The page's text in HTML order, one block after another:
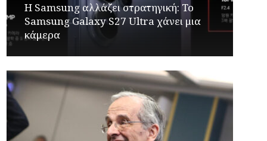
Η Samsung αλλάζει στρατηγική: Το
Samsung Galaxy S27 Ultra χάνει μια
κάμερα